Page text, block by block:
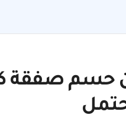
حسم صفقة